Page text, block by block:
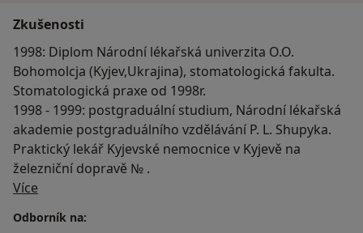
Zkušenosti
1998: Diplom Národní lékařská univerzita O.O.
Bohomolcja (Kyjev,Ukrajina), stomatologická fakulta.
Stomatologická praxe od 1998r.
1998 - 1999: postgraduální studium, Národní lékařská
akademie postgraduálního vzdělávání P. L. Shupyka.
Praktický lekář Kyjevské nemocnice v Kyjevě na
železniční dopravě № .
Více
Odborník na: